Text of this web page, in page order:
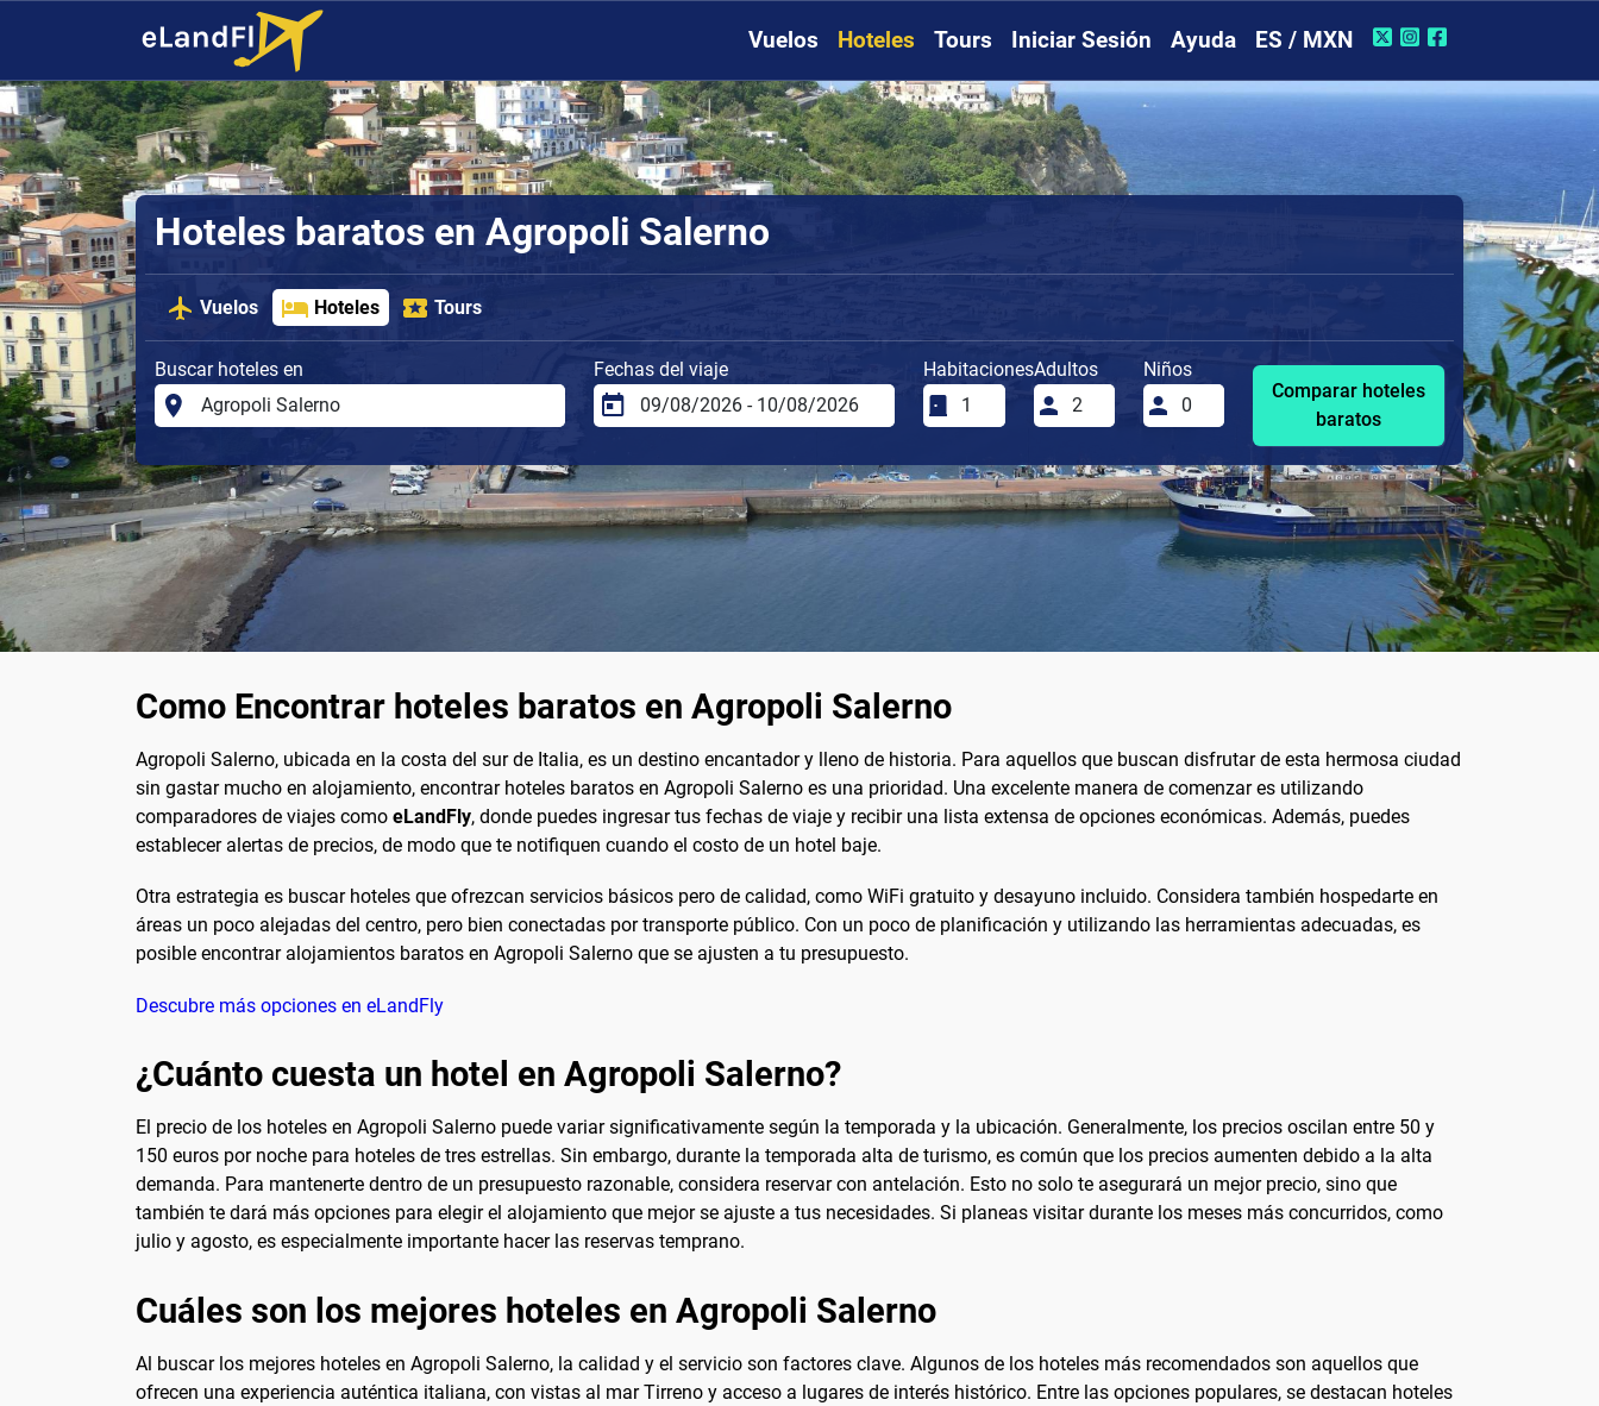
Vuelos Hoteles Tours Iniciar Sesión Ayuda ES / MXN
Hoteles baratos en Agropoli Salerno
Vuelos Hoteles Tours
Buscar hoteles en Fechas del viaje HabitacionesAdultos
Niños
Comparar hoteles
baratos
Como Encontrar hoteles baratos en Agropoli Salerno
Agropoli Salerno, ubicada en la costa del sur de Italia, es un destino encantador y lleno de historia. Para aquellos que buscan disfrutar de esta hermosa ciudad
sin gastar mucho en alojamiento, encontrar hoteles baratos en Agropoli Salerno es una prioridad. Una excelente manera de comenzar es utilizando
comparadores de viajes como eLandFly, donde puedes ingresar tus fechas de viaje y recibir una lista extensa de opciones económicas. Además, puedes
establecer alertas de precios, de modo que te notifiquen cuando el costo de un hotel baje.
Otra estrategia es buscar hoteles que ofrezcan servicios básicos pero de calidad, como WiFi gratuito y desayuno incluido. Considera también hospedarte en
áreas un poco alejadas del centro, pero bien conectadas por transporte público. Con un poco de planificación y utilizando las herramientas adecuadas, es
posible encontrar alojamientos baratos en Agropoli Salerno que se ajusten a tu presupuesto.
Descubre más opciones en eLandFly
¿Cuánto cuesta un hotel en Agropoli Salerno?
El precio de los hoteles en Agropoli Salerno puede variar significativamente según la temporada y la ubicación. Generalmente, los precios oscilan entre 50 y
150 euros por noche para hoteles de tres estrellas. Sin embargo, durante la temporada alta de turismo, es común que los precios aumenten debido a la alta
demanda. Para mantenerte dentro de un presupuesto razonable, considera reservar con antelación. Esto no solo te asegurará un mejor precio, sino que
también te dará más opciones para elegir el alojamiento que mejor se ajuste a tus necesidades. Si planeas visitar durante los meses más concurridos, como
julio y agosto, es especialmente importante hacer las reservas temprano.
Cuáles son los mejores hoteles en Agropoli Salerno
Al buscar los mejores hoteles en Agropoli Salerno, la calidad y el servicio son factores clave. Algunos de los hoteles más recomendados son aquellos que
ofrecen una experiencia auténtica italiana, con vistas al mar Tirreno y acceso a lugares de interés histórico. Entre las opciones populares, se destacan hoteles